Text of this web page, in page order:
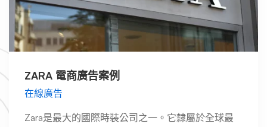
ZARA 電商廣告案例
在線廣告
Zara是最大的國際時裝公司之一。它隸屬於全球最